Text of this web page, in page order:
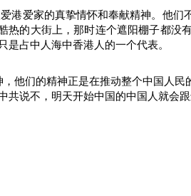
港爱家的真挚情怀和奉献精神。他
热的大街上，那时连个遮阳棚子都没
占中人海中香港人的一个代表。
他们的精神正是在推动整个中国人
说不，明天开始中国的中国人就会